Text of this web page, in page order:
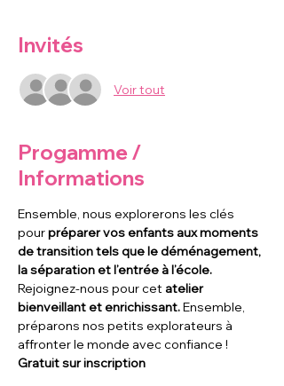
Invités
Voir tout
Progamme /
Informations
Ensemble, nous explorerons les clés
pour préparer vos enfants aux moments
de transition tels que le déménagement,
la séparation et l’entrée à l’école.
Rejoignez-nous pour cet atelier
bienveillant et enrichissant. Ensemble,
préparons nos petits explorateurs à
affronter le monde avec confiance !
Gratuit sur inscription